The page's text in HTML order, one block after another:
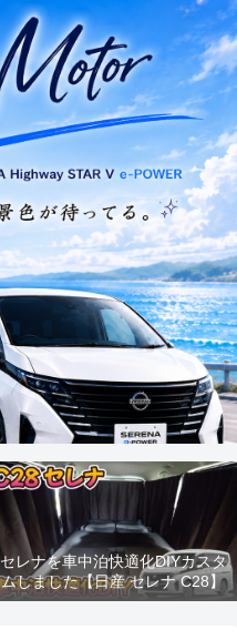
セレナを車中泊快適化DIYカスタ
ムしました【日産 セレナ C28】